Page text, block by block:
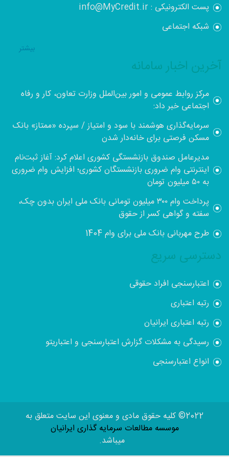
پست الکترونیکی : info@MyCredit.ir
شبکه اجتماعی
بيشتر
آخرین اخبار سامانه
مرکز روابط عمومی و امور بین‌الملل وزارت تعاون، کار و رفاه
اجتماعی خبر داد:
سرمایه‌گذاری هوشمند با سود و امتیاز / سپرده «ممتاز» بانک
مسکن فرصتی برای خانه‌دار شدن
مدیرعامل صندوق بازنشستگی کشوری اعلام کرد: آغاز ثبت‌نام
اینترنتی وام ضروری بازنشستگان کشوری؛ افزایش وام ضروری
به ۵۰ میلیون تومان
پرداخت وام ۳۰۰ میلیون تومانی بانک ملی ایران بدون چک،
سفته و گواهی کسر از حقوق
طرح مهربانی بانک ملی برای وام 1404
دسترسی سریع
اعتبارسنجی افراد حقوقی
رتبه اعتباری
رتبه اعتباری ایرانیان
رسیدگی به مشکلات گزارش اعتبارسنجی و اعتباریتو
انواع اعتبارسنجی
2022© کلیه حقوق مادی و معنوی این سایت متعلق به
موسسه مطالعات سرمایه گذاری ایرانیان
میباشد.